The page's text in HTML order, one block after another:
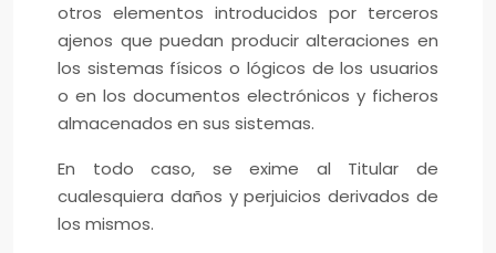
otros elementos introducidos por terceros
ajenos que puedan producir alteraciones en
los sistemas físicos o lógicos de los usuarios
o en los documentos electrónicos y ficheros
almacenados en sus sistemas.
En todo caso, se exime al Titular de
cualesquiera daños y perjuicios derivados de
los mismos.